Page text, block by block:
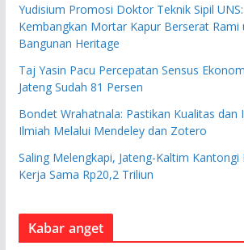
Yudisium Promosi Doktor Teknik Sipil
Kembangkan Mortar Kapur Berserat Rami
Bangunan Heritage
Taj Yasin Pacu Percepatan Sensus
Jateng Sudah 81 Persen
Bondet Wrahatnala: Pastikan Kualitas dan
Ilmiah Melalui Mendeley dan Zotero
Saling Melengkapi, Jateng-Kaltim
Kerja Sama Rp20,2 Triliun
Kabar anget